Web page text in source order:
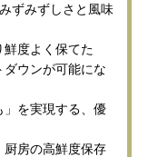
ずみずしさと風味
鮮度よく保てた
ウンが可能にな
」を実現する、優
房の高鮮度保存